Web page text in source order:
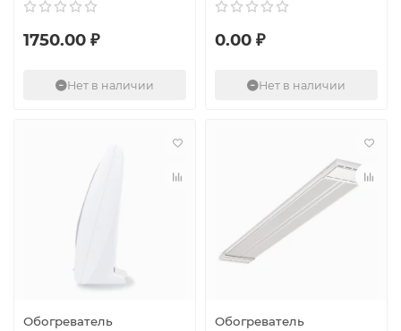
1750.00 ₽
Нет в наличии
0.00 ₽
Нет в наличии
Обогреватель
Обогреватель